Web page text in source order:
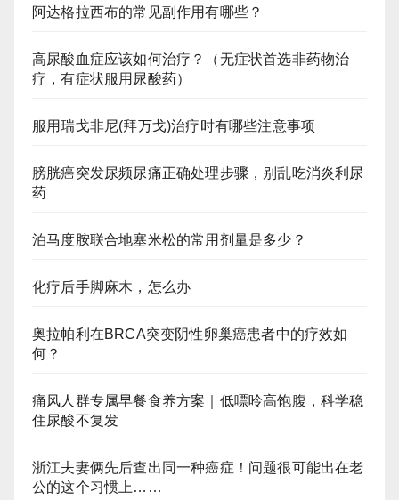
阿达格拉西布的常见副作用有哪些？
高尿酸血症应该如何治疗？（无症状首选非药物治
疗，有症状服用尿酸药）
服用瑞戈非尼(拜万戈)治疗时有哪些注意事项
膀胱癌突发尿频尿痛正确处理步骤，别乱吃消炎利尿
药
泊马度胺联合地塞米松的常用剂量是多少？
化疗后手脚麻木，怎么办
奥拉帕利在BRCA突变阴性卵巢癌患者中的疗效如
何？
痛风人群专属早餐食养方案｜低嘌呤高饱腹，科学稳
住尿酸不复发
浙江夫妻俩先后查出同一种癌症！问题很可能出在老
公的这个习惯上……